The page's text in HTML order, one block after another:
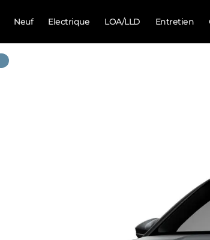
Neuf Electrique LOA/LLD Entretien